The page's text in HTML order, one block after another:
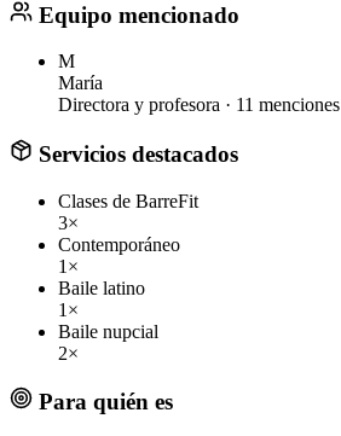
Equipo mencionado
M
María
Directora y profesora · 11 menciones
Servicios destacados
Clases de BarreFit
3×
Contemporáneo
1×
Baile latino
1×
Baile nupcial
2×
Para quién es